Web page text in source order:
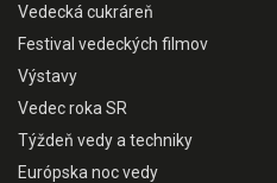
Vedecká cukráreň
Festival vedeckých filmov
Výstavy
Vedec roka SR
Týždeň vedy a techniky
Európska noc vedy